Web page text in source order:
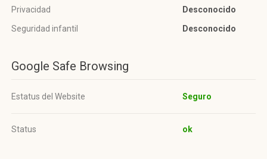
Privacidad
Desconocido
Seguridad infantil
Desconocido
Google Safe Browsing
Estatus del Website Seguro
Status ok